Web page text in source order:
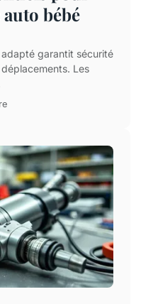
bébé
garantit sécurité
Les